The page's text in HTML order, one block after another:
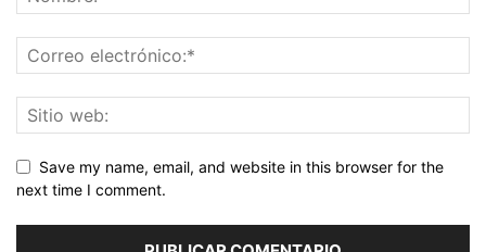
Save my name, email, and website in this browser for the
next time I comment.